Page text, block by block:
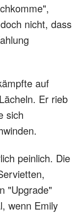
nicht, dass
auf
Er rieb
sich
peinlich. Die
"Upgrade"
wenn Emily